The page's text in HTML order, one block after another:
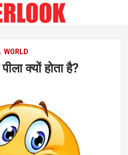
WORLD
क्यों होता है?